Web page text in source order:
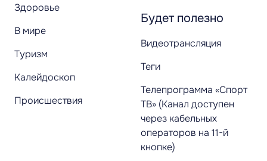
Здоровье
В мире
Туризм
Калейдоскоп
Происшествия
Будет полезно
Видеотрансляция
Теги
Телепрограмма «Спорт
ТВ» (Канал доступен
через кабельных
операторов на 11-й
кнопке)